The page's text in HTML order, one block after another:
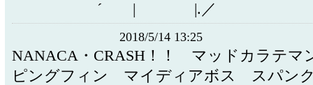
´ | |.／
2018/5/14 13:25
NANACA・CRASH！！ マッドカラテ
ピングフィン マイディアボス スパン